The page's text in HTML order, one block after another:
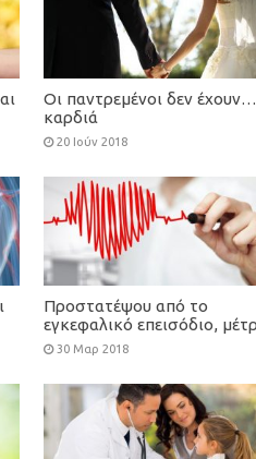
Οι παντρεμένοι δεν έχουν…
καρδιά
20 Ιούν 2018
Προστατέψου από το
εγκεφαλικό επεισόδιο,
το σφυγμό σου
30 Μαρ 2018